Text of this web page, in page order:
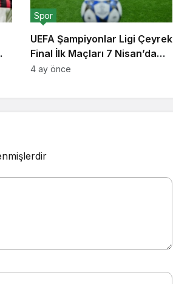
UEFA Şampiyonlar Ligi Çeyrek
Final İlk Maçları 7 Nisan’da
Başlıyor
Spor
4 ay önce